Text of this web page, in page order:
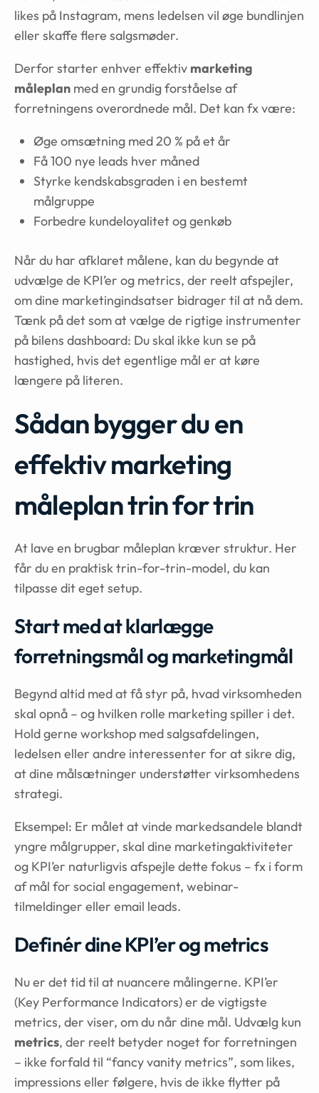
likes på Instagram, mens ledelsen vil øge bundlinjen
eller skaffe flere salgsmøder.
Derfor starter enhver effektiv marketing
måleplan med en grundig forståelse af
forretningens overordnede mål. Det kan fx være:
Øge omsætning med 20 % på et år
Få 100 nye leads hver måned
Styrke kendskabsgraden i en bestemt
målgruppe
Forbedre kundeloyalitet og genkøb
Når du har afklaret målene, kan du begynde at
udvælge de KPI’er og metrics, der reelt afspejler,
om dine marketingindsatser bidrager til at nå dem.
Tænk på det som at vælge de rigtige instrumenter
på bilens dashboard: Du skal ikke kun se på
hastighed, hvis det egentlige mål er at køre
længere på literen.
Sådan bygger du en
effektiv marketing
måleplan trin for trin
At lave en brugbar måleplan kræver struktur. Her
får du en praktisk trin-for-trin-model, du kan
tilpasse dit eget setup.
Start med at klarlægge
forretningsmål og marketingmål
Begynd altid med at få styr på, hvad virksomheden
skal opnå – og hvilken rolle marketing spiller i det.
Hold gerne workshop med salgsafdelingen,
ledelsen eller andre interessenter for at sikre dig,
at dine målsætninger understøtter virksomhedens
strategi.
Eksempel: Er målet at vinde markedsandele blandt
yngre målgrupper, skal dine marketingaktiviteter
og KPI’er naturligvis afspejle dette fokus – fx i form
af mål for social engagement, webinar-
tilmeldinger eller email leads.
Definér dine KPI’er og metrics
Nu er det tid til at nuancere målingerne. KPI’er
(Key Performance Indicators) er de vigtigste
metrics, der viser, om du når dine mål. Udvælg kun
metrics, der reelt betyder noget for forretningen
– ikke forfald til “fancy vanity metrics”, som likes,
impressions eller følgere, hvis de ikke flytter på